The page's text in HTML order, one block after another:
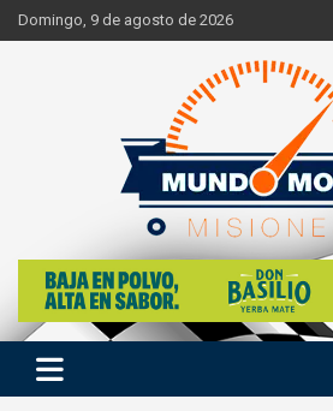
Skip
to
Domingo, 9 de agosto de 2026
Mundo Motor
Si hay ruido de motores ahí estaremos